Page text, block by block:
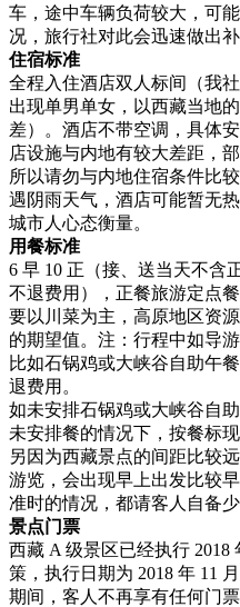
车，途中车辆负荷较大，可
况，旅行社对此会迅速做出
住宿标准
全程入住酒店双人标间（我
出现单男单女，以西藏当地
差）。酒店不带空调，具体
店设施与内地有较大差距，
所以请勿与内地住宿条件比
遇阴雨天气，酒店可能暂无
城市人心态衡量。
用餐标准
6 早 10 正（接、送当天不含
不退费用），正餐旅游定点
要以川菜为主，高原地区资
的期望值。注：行程中如导
比如石锅鸡或大峡谷自助午
退费用。
如未安排石锅鸡或大峡谷自
未安排餐的情况下，按餐标现
另因为西藏景点的间距比较
游览，会出现早上出发比较
准时的情况，都请客人自备少
景点门票
西藏 A 级景区已经执行 2018
策，执行日期为 2018 年 11
期间，客人不再享有任何门